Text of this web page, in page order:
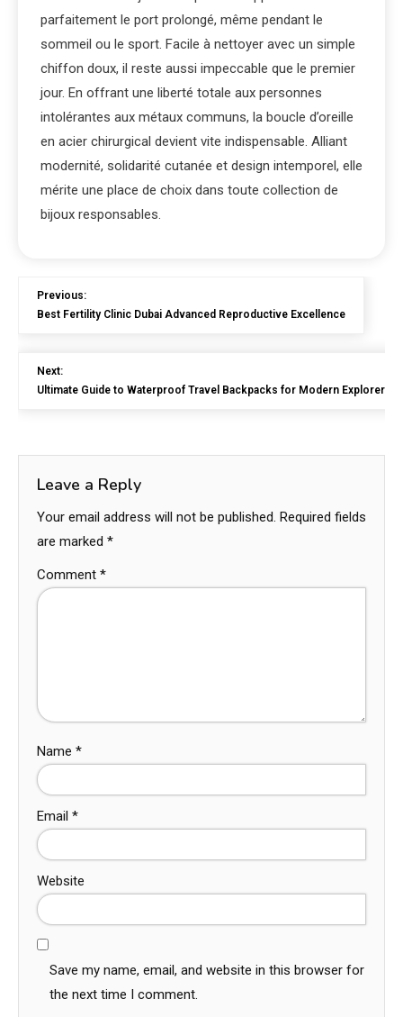
parfaitement le port prolongé, même pendant le
sommeil ou le sport. Facile à nettoyer avec un simple
chiffon doux, il reste aussi impeccable que le premier
jour. En offrant une liberté totale aux personnes
intolérantes aux métaux communs, la boucle d’oreille
en acier chirurgical devient vite indispensable. Alliant
modernité, solidarité cutanée et design intemporel, elle
mérite une place de choix dans toute collection de
bijoux responsables.
Previous:
Best Fertility Clinic Dubai Advanced Reproductive Excellence
Next:
Ultimate Guide to Waterproof Travel Backpacks for Modern Explorers
Leave a Reply
Your email address will not be published. Required fields
are marked *
Comment *
Name *
Email *
Website
Save my name, email, and website in this browser for
the next time I comment.